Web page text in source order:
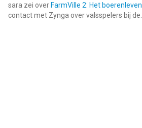
sara zei over FarmVille 2: Het boerenleven
contact met Zynga over valsspelers bij de...